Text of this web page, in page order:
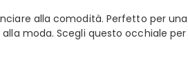
alla comodità. Perfetto per
moda. Scegli questo occhiale